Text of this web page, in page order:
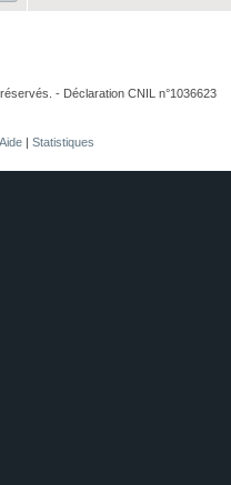
- Déclaration CNIL n°1036623
Aide | Statistiques